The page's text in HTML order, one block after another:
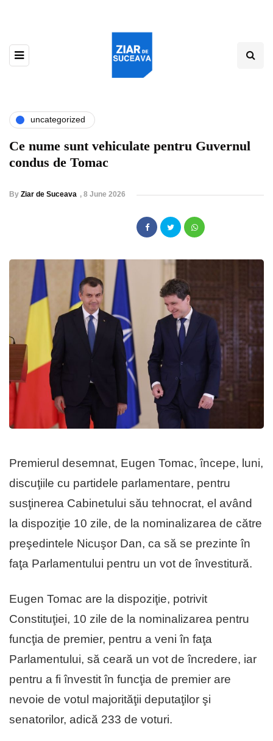
uncategorized
Ce nume sunt vehiculate pentru Guvernul
condus de Tomac
By Ziar de Suceava , 8 June 2026
Premierul desemnat, Eugen Tomac, începe, luni,
discuţiile cu partidele parlamentare, pentru
susţinerea Cabinetului său tehnocrat, el având
la dispoziţie 10 zile, de la nominalizarea de către
preşedintele Nicuşor Dan, ca să se prezinte în
faţa Parlamentului pentru un vot de învestitură.
Eugen Tomac are la dispoziţie, potrivit
Constituţiei, 10 zile de la nominalizarea pentru
funcţia de premier, pentru a veni în faţa
Parlamentului, să ceară un vot de încredere, iar
pentru a fi învestit în funcţia de premier are
nevoie de votul majorităţii deputaţilor şi
senatorilor, adică 233 de voturi.